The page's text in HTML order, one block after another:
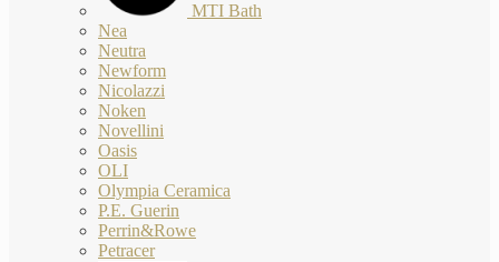
MTI Bath
Nea
Neutra
Newform
Nicolazzi
Noken
Novellini
Oasis
OLI
Olympia Ceramica
P.E. Guerin
Perrin&Rowe
Petracer